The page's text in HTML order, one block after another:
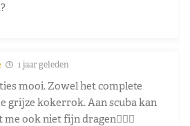
1 jaar geleden
mooi. Zowel het complete
grijze kokerrok. Aan scuba kan
ook niet fijn dragen🤷🏻‍♀️